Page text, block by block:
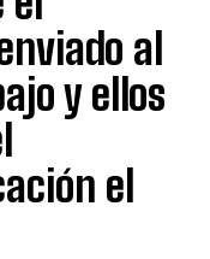
al
y ellos
el